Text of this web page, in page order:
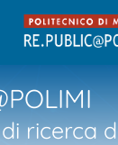
ricerca